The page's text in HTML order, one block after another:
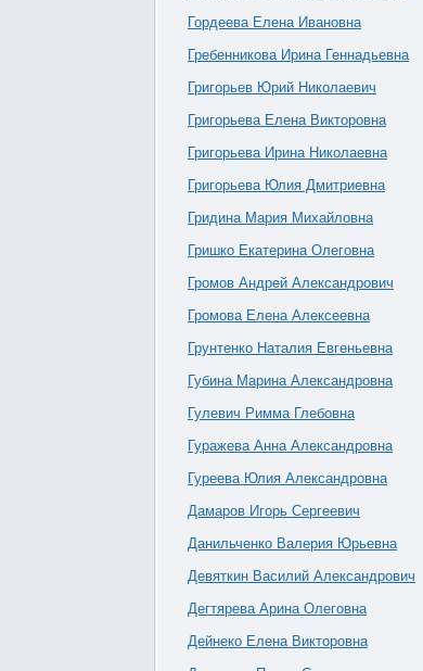
Гордеева Елена Ивановна
Гребенникова Ирина Геннадьевна
Григорьев Юрий Николаевич
Григорьева Елена Викторовна
Григорьева Ирина Николаевна
Григорьева Юлия Дмитриевна
Гридина Мария Михайловна
Гришко Екатерина Олеговна
Громов Андрей Александрович
Громова Елена Алексеевна
Грунтенко Наталия Евгеньевна
Губина Марина Александровна
Гулевич Римма Глебовна
Гуражева Анна Александровна
Гуреева Юлия Александровна
Дамаров Игорь Сергеевич
Данильченко Валерия Юрьевна
Девяткин Василий Александрович
Дегтярева Арина Олеговна
Дейнеко Елена Викторовна